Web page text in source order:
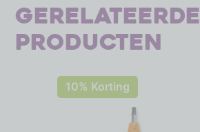
Gerelateerde
producten
10% Korting